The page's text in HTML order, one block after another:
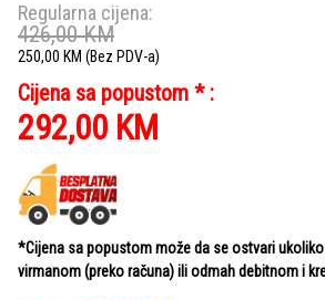
Regularna cijena:
426,00KM
250,00 KM (Bez PDV-a)
Cijena sa popustom * :
292,00 KM
*Cijena sa popustom može da se ostvari
virmanom (preko računa) ili odmah debitnom i